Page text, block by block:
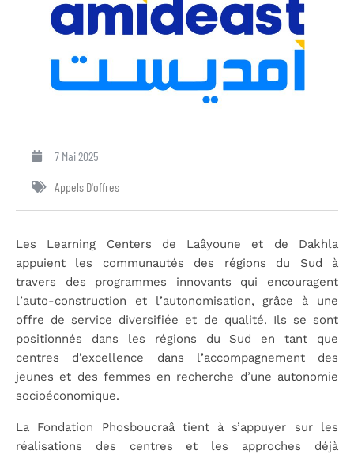
7 Mai 2025
Appels D'offres
Les Learning Centers de Laâyoune et de Dakhla
appuient les communautés des régions du Sud à
travers des programmes innovants qui encouragent
l’auto-construction et l’autonomisation, grâce à une
offre de service diversifiée et de qualité. Ils se sont
positionnés dans les régions du Sud en tant que
centres d’excellence dans l’accompagnement des
jeunes et des femmes en recherche d’une autonomie
socioéconomique.
La Fondation Phosboucraâ tient à s’appuyer sur les
réalisations des centres et les approches déjà